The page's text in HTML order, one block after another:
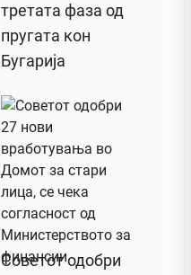
третата фаза од
пругата кон
Бугарија
Советот одобри